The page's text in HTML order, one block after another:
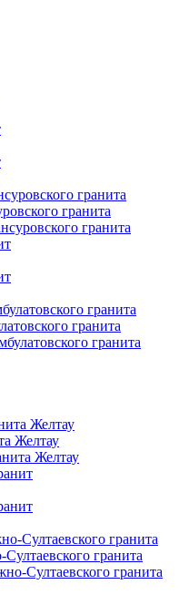
гранита
гранита
гранита
гранита
гранита
гранита
Желтау
Желтау
Желтау
Султаевского гранита
гранита
Султаевского гранита